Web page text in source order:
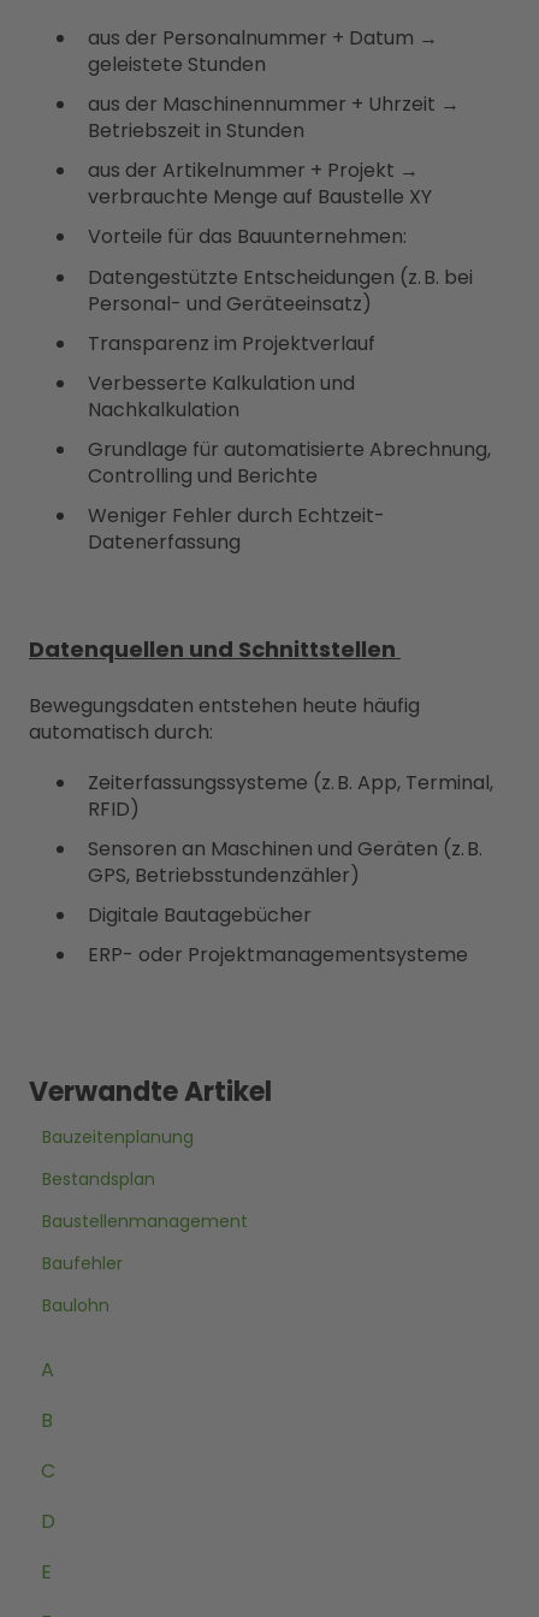
aus der Personalnummer + Datum →
geleistete Stunden
aus der Maschinennummer + Uhrzeit →
Betriebszeit in Stunden
aus der Artikelnummer + Projekt →
verbrauchte Menge auf Baustelle XY
Vorteile für das Bauunternehmen:
Datengestützte Entscheidungen (z. B. bei
Personal- und Geräteeinsatz)
Transparenz im Projektverlauf
Verbesserte Kalkulation und
Nachkalkulation
Grundlage für automatisierte Abrechnung,
Controlling und Berichte
Weniger Fehler durch Echtzeit-
Datenerfassung
Datenquellen und Schnittstellen
Bewegungsdaten entstehen heute häufig
automatisch durch:
Zeiterfassungssysteme (z. B. App, Terminal,
RFID)
Sensoren an Maschinen und Geräten (z. B.
GPS, Betriebsstundenzähler)
Digitale Bautagebücher
ERP- oder Projektmanagementsysteme
Verwandte Artikel
Bauzeitenplanung
Bestandsplan
Baustellenmanagement
Baufehler
Baulohn
A
B
C
D
E